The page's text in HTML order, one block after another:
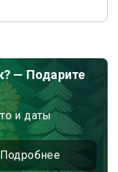
— Подарите
и даты
Подробнее